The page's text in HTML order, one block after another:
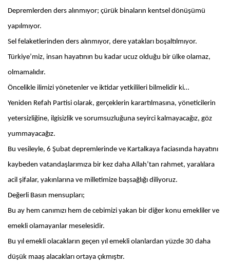
Depremlerden ders alınmıyor; çürük binaların kentsel dönüşümü
yapılmıyor.
Sel felaketlerinden ders alınmıyor, dere yatakları boşaltılmıyor.
Türkiye’miz, insan hayatının bu kadar ucuz olduğu bir ülke olamaz,
olmamalıdır.
Öncelikle ilimizi yönetenler ve iktidar yetkilileri bilmelidir ki…
Yeniden Refah Partisi olarak, gerçeklerin karartılmasına, yöneticilerin
yetersizliğine, ilgisizlik ve sorumsuzluğuna seyirci kalmayacağız, göz
yummayacağız.
Bu vesileyle, 6 Şubat depremlerinde ve Kartalkaya faciasında hayatını
kaybeden vatandaşlarımıza bir kez daha Allah’tan rahmet, yaralılara
acil şifalar, yakınlarına ve milletimize başsağlığı diliyoruz.
Değerli Basın mensupları;
Bu ay hem canımızı hem de cebimizi yakan bir diğer konu emekliler ve
emekli olamayanlar meselesidir.
Bu yıl emekli olacakların geçen yıl emekli olanlardan yüzde 30 daha
düşük maaş alacakları ortaya çıkmıştır.